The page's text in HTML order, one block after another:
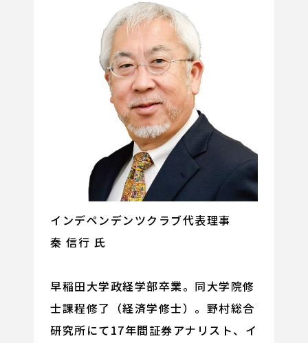
インデペンデンツクラブ代表理事
秦 信行 氏
早稲田大学政経学部卒業。同大学院修
士課程修了（経済学修士）。野村総合
研究所にて17年間証券アナリスト、イ